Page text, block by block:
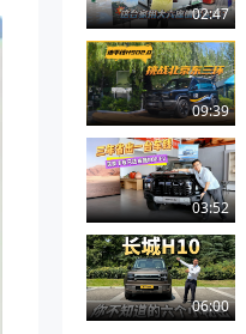
02:47
09:39
03:52
06:00